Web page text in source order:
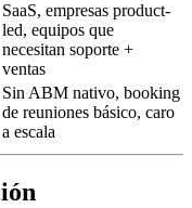
SaaS, empresas product-
led, equipos que
necesitan soporte +
ventas
Sin ABM nativo, booking
de reuniones básico, caro
a escala